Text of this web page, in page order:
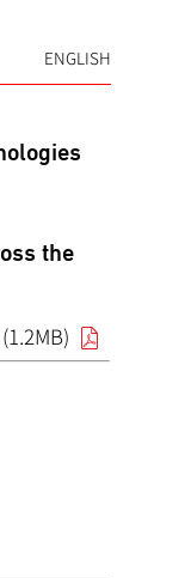
ENGLISH
the